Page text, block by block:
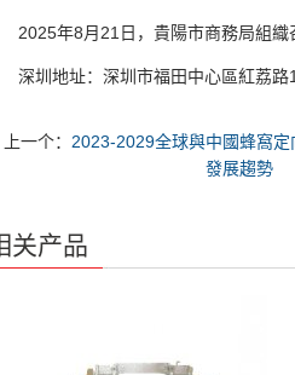
年8月21日，貴陽市商務局組織召
圳地址：深圳市福田中心區紅荔路
上一个： 2023-2029全球與中國蜂窩
發展趨勢
关产品